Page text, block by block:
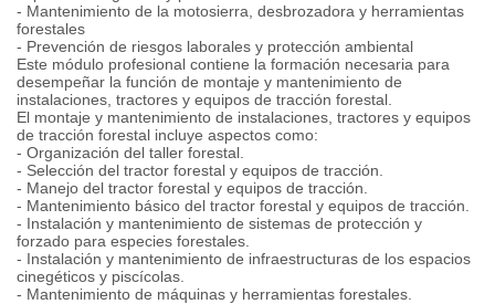
- Mantenimiento de la motosierra, desbrozadora y herramientas
forestales
- Prevención de riesgos laborales y protección ambiental
Este módulo profesional contiene la formación necesaria para
desempeñar la función de montaje y mantenimiento de
instalaciones, tractores y equipos de tracción forestal.
El montaje y mantenimiento de instalaciones, tractores y equipos
de tracción forestal incluye aspectos como:
- Organización del taller forestal.
- Selección del tractor forestal y equipos de tracción.
- Manejo del tractor forestal y equipos de tracción.
- Mantenimiento básico del tractor forestal y equipos de tracción.
- Instalación y mantenimiento de sistemas de protección y
forzado para especies forestales.
- Instalación y mantenimiento de infraestructuras de los espacios
cinegéticos y piscícolas.
- Mantenimiento de máquinas y herramientas forestales.